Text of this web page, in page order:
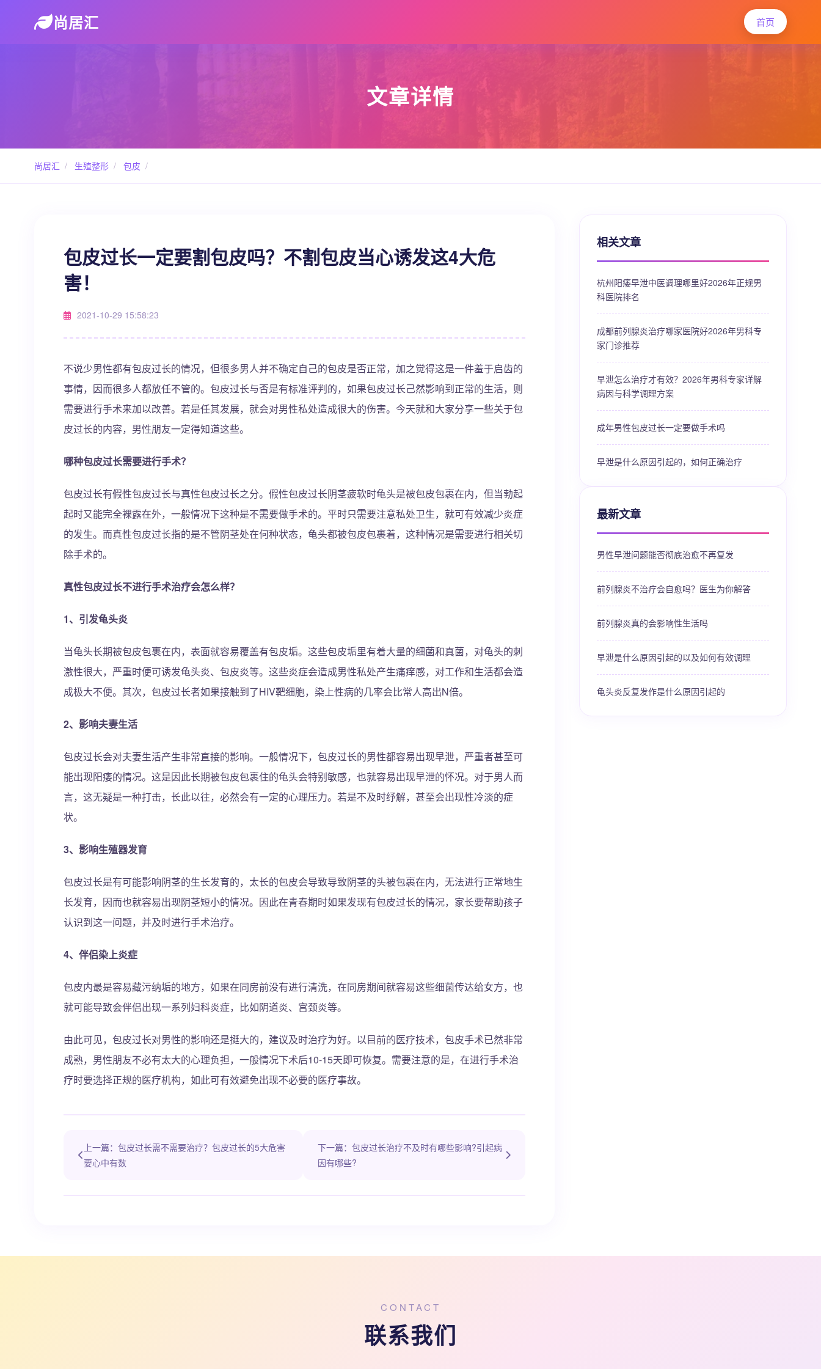
尚居汇 首页
文章详情
尚居汇 / 生殖整形 / 包皮 /
包皮过长一定要割包皮吗？不割包皮当心诱发这4大危
害！
2021-10-29 15:58:23
不说少男性都有包皮过长的情况，但很多男人并不确定自己的包皮是否正常，加之觉得这是一件羞于启齿的
事情，因而很多人都放任不管的。包皮过长与否是有标准评判的，如果包皮过长己然影响到正常的生活，则
需要进行手术来加以改善。若是任其发展，就会对男性私处造成很大的伤害。今天就和大家分享一些关于包
皮过长的内容，男性朋友一定得知道这些。
哪种包皮过长需要进行手术？
包皮过长有假性包皮过长与真性包皮过长之分。假性包皮过长阴茎疲软时龟头是被包皮包裹在内，但当勃起
起时又能完全裸露在外，一般情况下这种是不需要做手术的。平时只需要注意私处卫生，就可有效减少炎症
的发生。而真性包皮过长指的是不管阴茎处在何种状态，龟头都被包皮包裹着，这种情况是需要进行相关切
除手术的。
真性包皮过长不进行手术治疗会怎么样？
1、引发龟头炎
当龟头长期被包皮包裹在内，表面就容易覆盖有包皮垢。这些包皮垢里有着大量的细菌和真菌，对龟头的刺
激性很大，严重时便可诱发龟头炎、包皮炎等。这些炎症会造成男性私处产生痛痒感，对工作和生活都会造
成极大不便。其次，包皮过长者如果接触到了HIV靶细胞，染上性病的几率会比常人高出N倍。
2、影响夫妻生活
包皮过长会对夫妻生活产生非常直接的影响。一般情况下，包皮过长的男性都容易出现早泄，严重者甚至可
能出现阳痿的情况。这是因此长期被包皮包裹住的龟头会特别敏感，也就容易出现早泄的怀况。对于男人而
言，这无疑是一种打击，长此以往，必然会有一定的心理压力。若是不及时纾解，甚至会出现性冷淡的症
状。
3、影响生殖器发育
包皮过长是有可能影响阴茎的生长发育的，太长的包皮会导致导致阴茎的头被包裹在内，无法进行正常地生
长发育，因而也就容易出现阴茎短小的情况。因此在青春期时如果发现有包皮过长的情况，家长要帮助孩子
认识到这一问题，并及时进行手术治疗。
4、伴侣染上炎症
包皮内最是容易藏污纳垢的地方，如果在同房前没有进行清洗，在同房期间就容易这些细菌传达给女方，也
就可能导致会伴侣出现一系列妇科炎症，比如阴道炎、宫颈炎等。
由此可见，包皮过长对男性的影响还是挺大的，建议及时治疗为好。以目前的医疗技术，包皮手术已然非常
成熟，男性朋友不必有太大的心理负担，一般情况下术后10-15天即可恢复。需要注意的是，在进行手术治
疗时要选择正规的医疗机构，如此可有效避免出现不必要的医疗事故。
上一篇：包皮过长需不需要治疗？包皮过长的5大危害
要心中有数
下一篇：包皮过长治疗不及时有哪些影响?引起病
因有哪些?
相关文章
杭州阳痿早泄中医调理哪里好2026年正规男
科医院排名
成都前列腺炎治疗哪家医院好2026年男科专
家门诊推荐
早泄怎么治疗才有效？2026年男科专家详解
病因与科学调理方案
成年男性包皮过长一定要做手术吗
早泄是什么原因引起的，如何正确治疗
最新文章
男性早泄问题能否彻底治愈不再复发
前列腺炎不治疗会自愈吗？医生为你解答
前列腺炎真的会影响性生活吗
早泄是什么原因引起的以及如何有效调理
龟头炎反复发作是什么原因引起的
CONTACT
联系我们